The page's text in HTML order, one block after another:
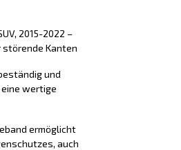
2015-2022 –
Kanten
und
wertige
ermöglicht
auch